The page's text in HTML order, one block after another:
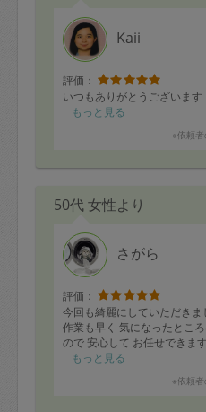
発生
水曜日9時〜金曜日
50%
金曜日9時～土曜日
100%
土曜日8時〜実施
金額の100%＋交通
2. 定期契約キャン
定期契約をキャン
期は月2回まで隔週
ンセル料は発生し
ャンセル料が発生し
Kaii
評価：
いつもありがとうございます
もっと見る
※依頼者
50代 女性より
さがら
評価：
今回も綺麗にしていただきま
作業も早く 気になったとこ
ので 安心して お任せできます
もっと見る
※依頼者